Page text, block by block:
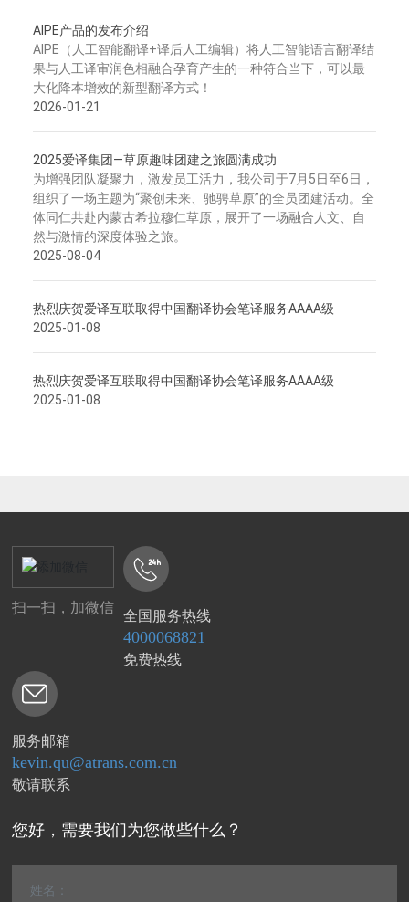
AIPE产品的发布介绍
AIPE（人工智能翻译+译后人工编辑）将人工智能语言翻译结
果与人工译审润色相融合孕育产生的一种符合当下，可以最
大化降本增效的新型翻译方式！
2026-01-21
2025爱译集团—草原趣味团建之旅圆满成功
为增强团队凝聚力，激发员工活力，我公司于7月5日至6日，
组织了一场主题为“聚创未来、驰骋草原”的全员团建活动。全
体同仁共赴内蒙古希拉穆仁草原，展开了一场融合人文、自
然与激情的深度体验之旅。
2025-08-04
热烈庆贺爱译互联取得中国翻译协会笔译服务AAAA级
2025-01-08
热烈庆贺爱译互联取得中国翻译协会笔译服务AAAA级
2025-01-08
扫一扫，加微信 全国服务热线
4000068821
免费热线
服务邮箱
kevin.qu@atrans.com.cn
敬请联系
您好，需要我们为您做些什么？